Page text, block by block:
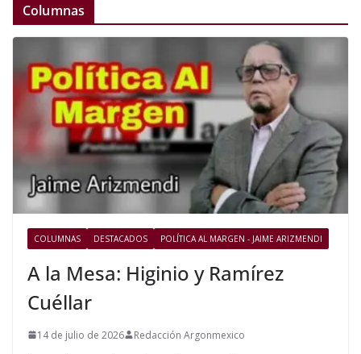
Columnas
COLUMNAS DESTACADOS POLÍTICA AL MARGEN - JAIME ARIZMENDI
A la Mesa: Higinio y Ramírez
Cuéllar
14 de julio de 2026 Redacción Argonmexico